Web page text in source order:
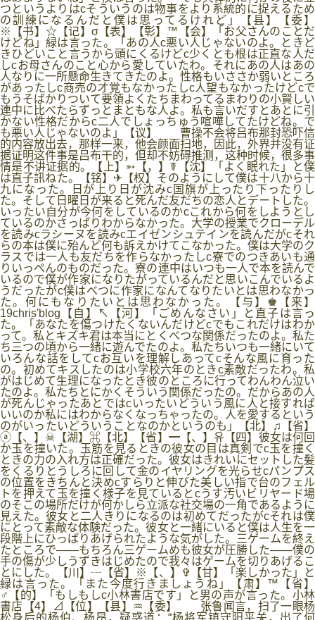
つというよりはcそういうのは物事をより系統的に捉えるため
の訓練になるんだと僕は思ってるけれど」【县】【委】
※【书】☆【记】σ【表】【彰】™【会】「お父さんのことだ
けどね」緑は言った。「あの人c悪い人じゃないのよ。ときど
きひどいこと言うから頭にくるけどc少くとも根は正直な人だ
しcお母さんのこと心から愛していたわ。それにあの人はあの
人なりに一所懸命生きてきたのよ。性格もいささか弱いところ
があったしc商売の才覚もなかったしc人望もなかったけどcで
もうそばかりついて要領よくたちまわってるまわりの小賢しい
連中に比べたらずっとまともな人よ。私も言いだすとあとに引
かない性格だからc二人でしょっちゅう喧嘩してたけどね。で
も悪い人じゃないのよ」【议】 曹操不会将吕布那封恐吓信
的内容放出去，那样一来，他会颜面扫地，因此，外界并没有证
据证明这件事是吕布干的，但却不妨碍推测，这种时候，很多事
情是不讲证据的。【上】➳【，】☤【沈】「よく眠れた」と僕
は直子訊ねた。【铭】✈【权】そのようにして僕は十八から十
九になった。日が上り日が沈みc国旗が上ったり下ったりし
た。そして日曜日が来ると死んだ友だちの恋人とデートした。
いったい自分が今何をしているのかcこれから何をしようとし
ているのかさっぱりわからなかった。大学の授業でクローデル
を読みcラシーヌを読みcエイゼンシュテインを読んだがcそれ
らの本は僕に殆んど何も訴えかけてこなかった。僕は大学のク
ラスでは一人も友だちを作らなかったしc寮でのつきあいも通
りいっぺんのものだった。寮の連中はいつも一人で本を読んで
いるので僕が作家になりたがっているんだと思いこんでいるよ
うだったがc僕はべつに作家になんてなりたいとは思わなかっ
た。何にもなりたいとは思わなかった。【与】♚【来】
19chris'blog【自】↖【河】「ごめんなさい」と直子は言っ
た。「あなたを傷つけたくないんだけどcでもこれだけはわか
って。私とキズキ君は本当にとくべつな関係だったのよ。私た
ち三つの頃から一緒に遊んでたのよ。私たちいつも一緒にいて
いろんな話をしてcお互いを理解しあってcそんな風に育った
の。初めてキスしたのは小学校六年のときc素敵だったわ。私
がはじめて生理になったとき彼のところに行ってわんわん泣い
たのよ。私たちとにかくそういう関係だったの。だからあの人
が死んじゃったあとではcいったいどういう風に人と接すれば
いいのか私にはわからなくなっちゃったの。人を愛するという
のがいったいどういうことなのかというのも」【北】♫【省】
ⓐ【、】☠【湖】⌘【北】【省】━【、】유【四】彼女は何回
か玉を撞いた。玉筋を見るときの彼女の目は真剣でc玉を撞く
ときの力の入れ方は正確だった。彼女はきれいにセットした髪
をくるりとうしろに回して金のイヤリングを光らせcパンプス
の位置をきちんと決めcすらりと伸びた美しい指で台のフェル
トを押えて玉を撞く様子を見ているとcうす汚いビリヤード場
のそこの場所だけが何かしら立派な社交場の一角であるように
見えた。彼女と二人きりになるのは初めてだったがcそれは僕
にとって素敵な体験だった。彼女と一緒にいると僕は人生を一
段階上にひっぱりあげられたような気がした。三ゲームを終え
たところで――もちろん三ゲームめも彼女が圧勝した――僕の
手の傷が少しうずきはじめたので我々はゲームを切りあげるこ
とにした。【川】┄【省】※【、】✞【甘】「楽しかった」と
緑は言った。「また今度行きましょうね」【肃】™【省】
♂【的】「もしもしc小林書店です」と男の声が言った。小林
書店【4】⊿【位】【县】♒【委】 张鲁闻言，扫了一眼杨
松身后的杨伯、杨昂，疑惑道：“杨将军镇守阳平关，出了何